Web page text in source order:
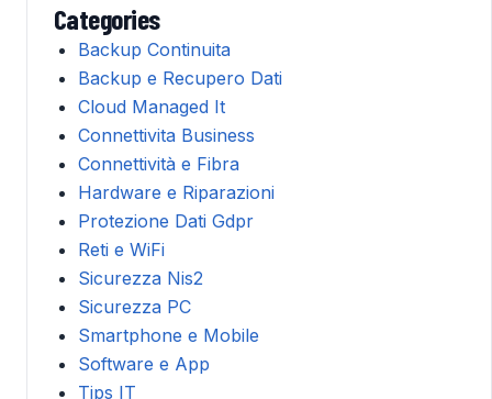
Categories
Backup Continuita
Backup e Recupero Dati
Cloud Managed It
Connettivita Business
Connettività e Fibra
Hardware e Riparazioni
Protezione Dati Gdpr
Reti e WiFi
Sicurezza Nis2
Sicurezza PC
Smartphone e Mobile
Software e App
Tips IT